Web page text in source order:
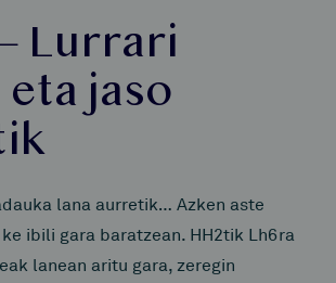
Lurrari
jaso
lana aurretik… Azken aste
ibili gara baratzean. HH2tik Lh6ra
lanean aritu gara, zeregin